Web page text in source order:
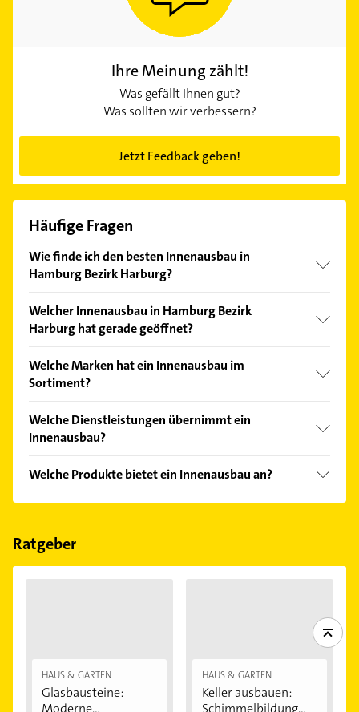
Ihre Meinung zählt!
Was gefällt Ihnen gut?
Was sollten wir verbessern?
Jetzt Feedback geben!
Häufige Fragen
Wie finde ich den besten Innenausbau in
Hamburg Bezirk Harburg?
Kundenmeinungen und profitieren Sie von den
Empfehlungen. Die Suchergebnisse können Sie sich
Welcher Innenausbau in Hamburg Bezirk
Harburg hat gerade geöffnet?
Bitte beachten Sie, dass diese an Sonn- und
Feiertagen abweichen können.
Welche Marken hat ein Innenausbau im
Sortiment?
und KG Rohre.
Welche Dienstleistungen übernimmt ein
Innenausbau?
Holzbearbeitung, Maßanfertigungen, Möbelbau,
Schreinerarbeiten und Ausbau.
Welche Produkte bietet ein Innenausbau an?
Das Angebot umfasst unter anderem Einbaumöbel,
Ratgeber
HAUS & GARTEN
Glasbausteine:
Moderne
HAUS & GARTEN
Keller ausbauen:
Schimmelbildung...